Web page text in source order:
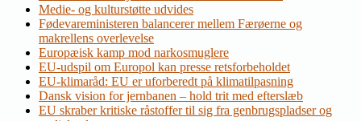
Medie- og kulturstøtte udvides
Fødevareministeren balancerer mellem Færøerne og
makrellens overlevelse
Europæisk kamp mod narkosmuglere
EU-udspil om Europol kan presse retsforbeholdet
EU-klimaråd: EU er uforberedt på klimatilpasning
Dansk vision for jernbanen – hold trit med efterslæb
EU skraber kritiske råstoffer til sig fra genbrugspladser og